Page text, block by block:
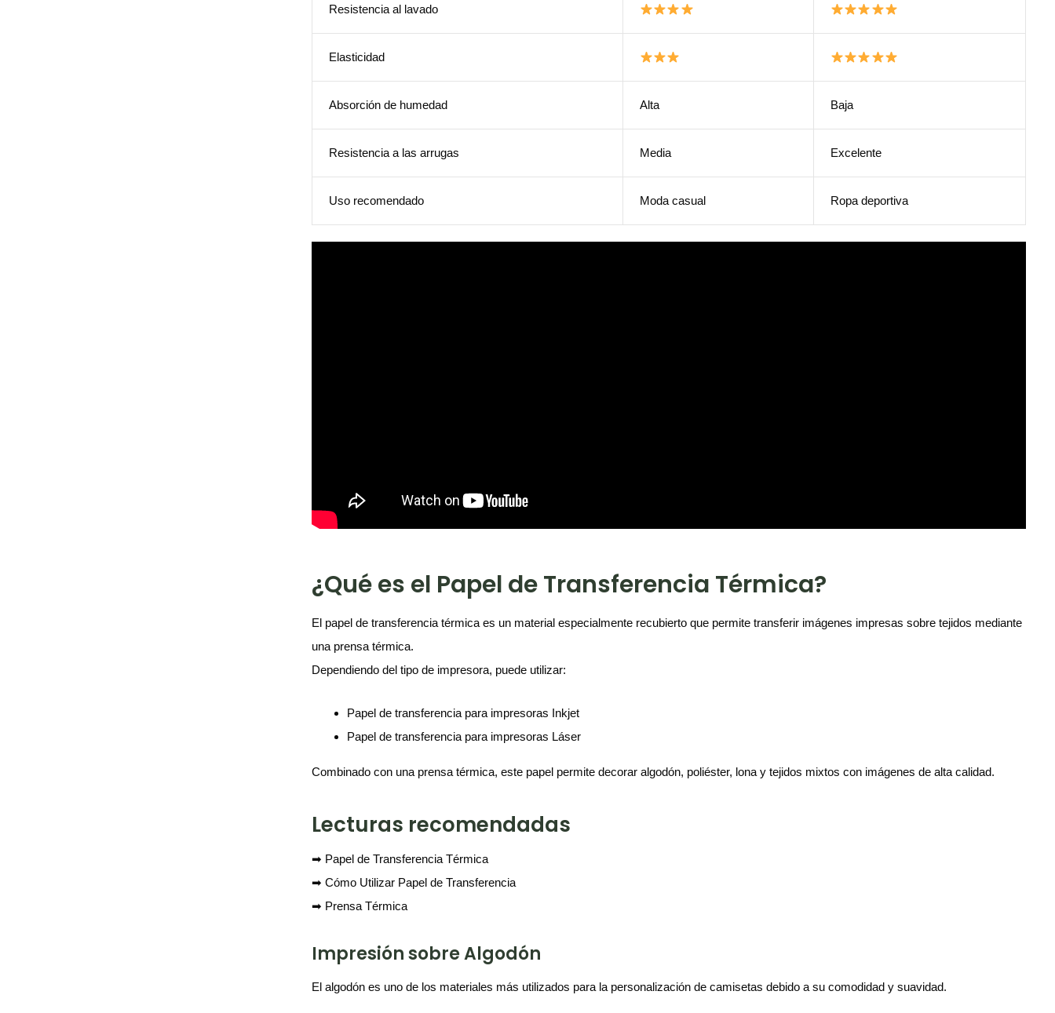
Resistencia al lavado
Elasticidad
Absorción de humedad Alta Baja
Resistencia a las arrugas Media Excelente
Uso recomendado Moda casual Ropa deportiva
¿Qué es el Papel de Transferencia Térmica?
El papel de transferencia térmica es un material especialmente recubierto que permite transferir imágenes impresas sobre tejidos mediante
una prensa térmica.
Dependiendo del tipo de impresora, puede utilizar:
Papel de transferencia para impresoras Inkjet
Papel de transferencia para impresoras Láser
Combinado con una prensa térmica, este papel permite decorar algodón, poliéster, lona y tejidos mixtos con imágenes de alta calidad.
Lecturas recomendadas
➡ Papel de Transferencia Térmica
➡ Cómo Utilizar Papel de Transferencia
➡ Prensa Térmica
Impresión sobre Algodón
El algodón es uno de los materiales más utilizados para la personalización de camisetas debido a su comodidad y suavidad.